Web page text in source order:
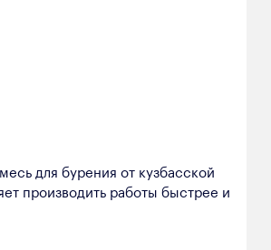
для бурения от кузбасской
производить работы быстрее и